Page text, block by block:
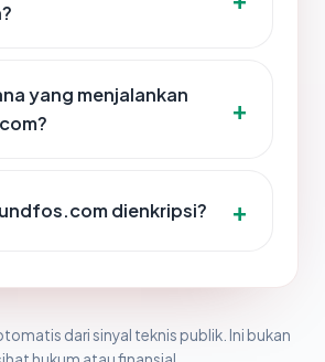
yang menjalankan
dienkripsi?
dari sinyal teknis publik. Ini bukan